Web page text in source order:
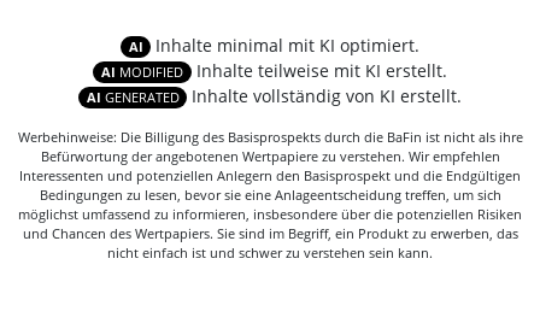
AI Inhalte minimal mit KI optimiert.
AI MODIFIED Inhalte teilweise mit KI erstellt.
AI GENERATED Inhalte vollständig von KI erstellt.
Werbehinweise: Die Billigung des Basisprospekts durch die BaFin ist nicht als ihre
Befürwortung der angebotenen Wertpapiere zu verstehen. Wir empfehlen
Interessenten und potenziellen Anlegern den Basisprospekt und die Endgültigen
Bedingungen zu lesen, bevor sie eine Anlageentscheidung treffen, um sich
möglichst umfassend zu informieren, insbesondere über die potenziellen Risiken
und Chancen des Wertpapiers. Sie sind im Begriff, ein Produkt zu erwerben, das
nicht einfach ist und schwer zu verstehen sein kann.